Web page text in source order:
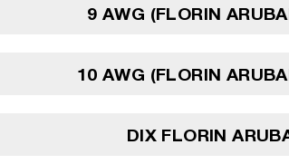
9 AWG (FLORIN
10 AWG (FLORIN
DIX FLORIN